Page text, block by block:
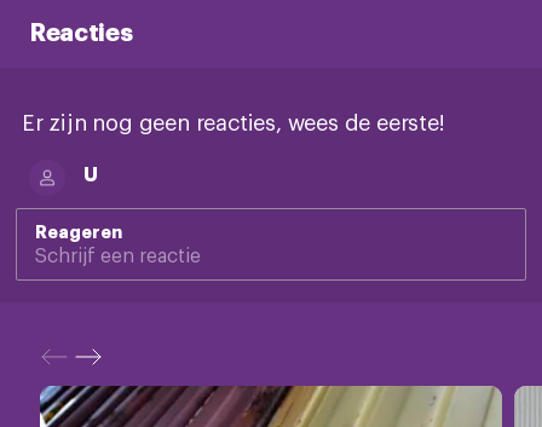
Reacties
Er zijn nog geen reacties, wees de eerste!
U
Reageren